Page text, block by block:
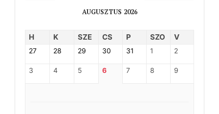
AUGUSZTUS 2026
H K SZE CS P SZO V
27 28 29 30 31 1 2
3 4 5 6 7 8 9